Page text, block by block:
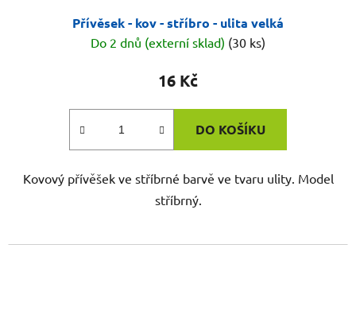
Přívěsek - kov - stříbro - ulita velká
Do 2 dnů (externí sklad) (30 ks)
16 Kč
DO KOŠÍKU
Kovový přívěšek ve stříbrné barvě ve tvaru ulity. Model
stříbrný.